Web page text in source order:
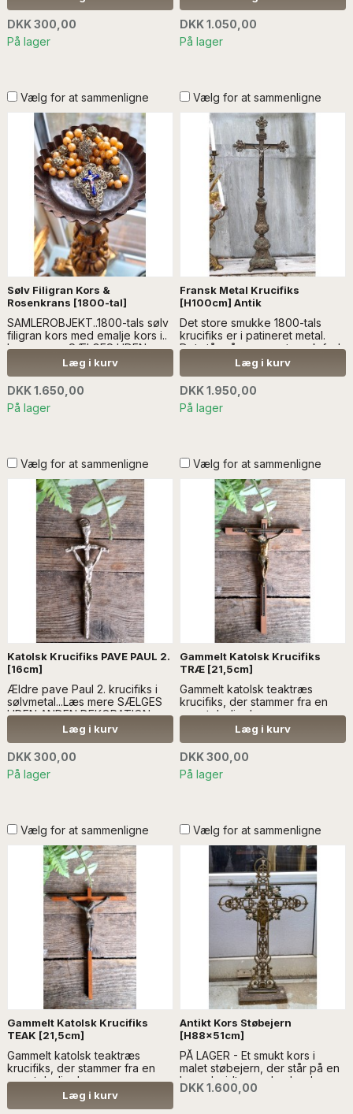
SÆLGES UDEN ANDEN
DEKORATION
DKK 300,00
På lager
DEKORATION
DKK 1.050,00
På lager
Vælg for at sammenligne
Sølv Filigran Kors &
Rosenkrans [1800-tal]
SAMLEROBJEKT..1800-tals sølv
filigran kors med emalje kors i..
Læs mere... SÆLGES UDEN
ANDEN DEKORATION
Læg i kurv
DKK 1.650,00
På lager
Vælg for at sammenligne
Fransk Metal Krucifiks
[H100cm] Antik
Det store smukke 1800-tals
krucifiks er i patineret metal.
Det står på en meget smuk fod
med billeder af bl.a. Maria og
Jesus....Læs mere SÆLGES
UDEN ANDEN DEKORATION
KAN IKKE SENDES MED ANDRE
VARER Kontakt:
Læg i kurv
DKK 1.950,00
På lager
Vælg for at sammenligne
Katolsk Krucifiks PAVE PAUL 2.
[16cm]
Ældre pave Paul 2. krucifiks i
sølvmetal...Læs mere SÆLGES
UDEN ANDEN DEKORATION
Billedet hænger i SANKT
NIKOLAJ KIRKE i Esbjerg
Læg i kurv
DKK 300,00
På lager
Vælg for at sammenligne
Gammelt Katolsk Krucifiks
TRÆ [21,5cm]
Gammelt katolsk teaktræs
krucifiks, der stammer fra en
præstebolig...Læs mere
SÆLGES UDEN ANDEN
DEKORATION
Læg i kurv
DKK 300,00
På lager
Vælg for at sammenligne
Gammelt Katolsk Krucifiks
TEAK [21,5cm]
Gammelt katolsk teaktræs
krucifiks, der stammer fra en
præstebolig...Læs mere
SÆLGES UDEN ANDEN
DEKORATION
Læg i kurv
Vælg for at sammenligne
Antikt Kors Støbejern
[H88x51cm]
PÅ LAGER - Et smukt kors i
malet støbejern, der står på en
base. I midten en bedende
madonna...Læs mere VAREN
DKK 1.600,00